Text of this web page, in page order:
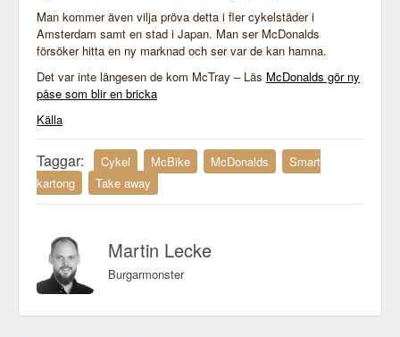
Man kommer även vilja pröva detta i fler cykelstäder i
Amsterdam samt en stad i Japan. Man ser McDonalds
försöker hitta en ny marknad och ser var de kan hamna.
Det var inte längesen de kom McTray – Läs McDonalds gör ny
påse som blir en bricka
Källa
Taggar: Cykel McBike McDonalds
Smart
kartong
Take away
Martin Lecke
Burgarmonster